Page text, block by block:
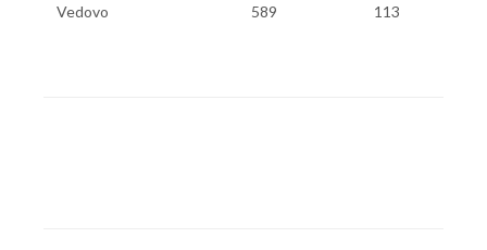
Vedovo 589 113